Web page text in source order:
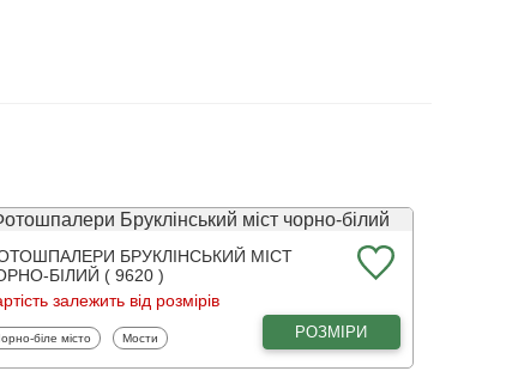
БРУКЛІНСЬКИЙ МІСТ
БІЛИЙ ( 9620 )
залежить від розмірів
біле місто Фотошпалери
Мости РОЗМІРИ